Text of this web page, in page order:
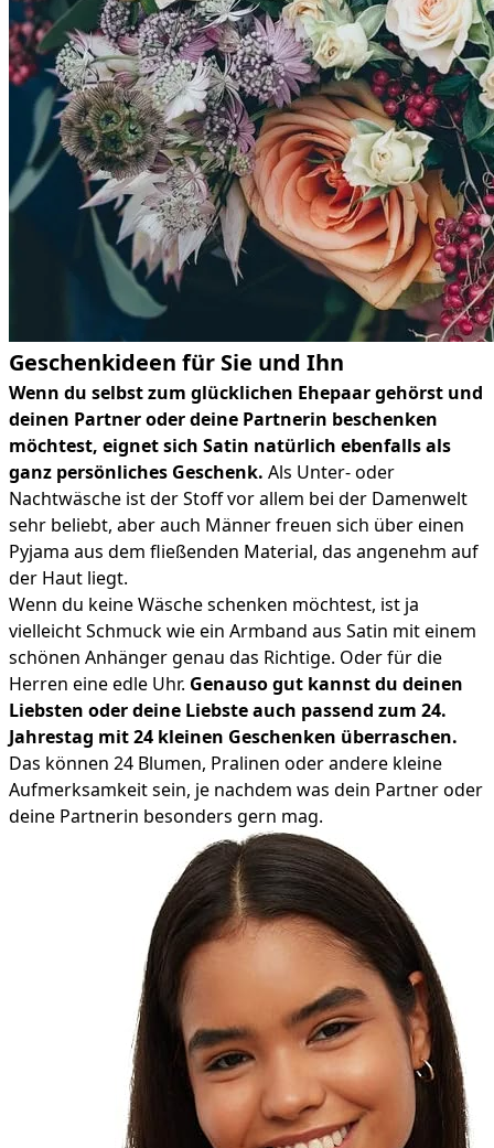
Geschenkideen für Sie und Ihn
Wenn du selbst zum glücklichen Ehepaar gehörst und
deinen Partner oder deine Partnerin beschenken
möchtest, eignet sich Satin natürlich ebenfalls als
ganz persönliches Geschenk. Als Unter- oder
Nachtwäsche ist der Stoff vor allem bei der Damenwelt
sehr beliebt, aber auch Männer freuen sich über einen
Pyjama aus dem fließenden Material, das angenehm auf
der Haut liegt.
Wenn du keine Wäsche schenken möchtest, ist ja
vielleicht Schmuck wie ein Armband aus Satin mit einem
schönen Anhänger genau das Richtige. Oder für die
Herren eine edle Uhr. Genauso gut kannst du deinen
Liebsten oder deine Liebste auch passend zum 24.
Jahrestag mit 24 kleinen Geschenken überraschen.
Das können 24 Blumen, Pralinen oder andere kleine
Aufmerksamkeit sein, je nachdem was dein Partner oder
deine Partnerin besonders gern mag.